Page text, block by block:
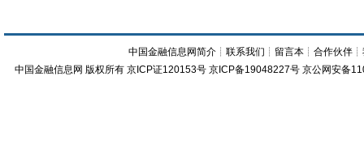
中国金融信息网简介 ┊联系我们 ┊ 留言本 ┊合作伙伴 ┊
中国金融信息网 版权所有 京ICP证120153号 京ICP备19048227号 京公网安备